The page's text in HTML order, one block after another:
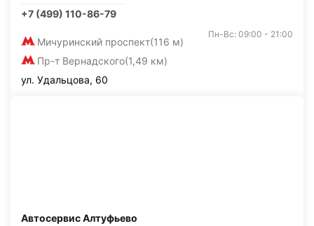
+7 (499) 110-86-79
Мичуринский проспект(116 м)
Пр-т Вернадского(1,49 км)
Пн-Вс: 09:00 - 21:00
ул. Удальцова, 60
Автосервис Алтуфьево